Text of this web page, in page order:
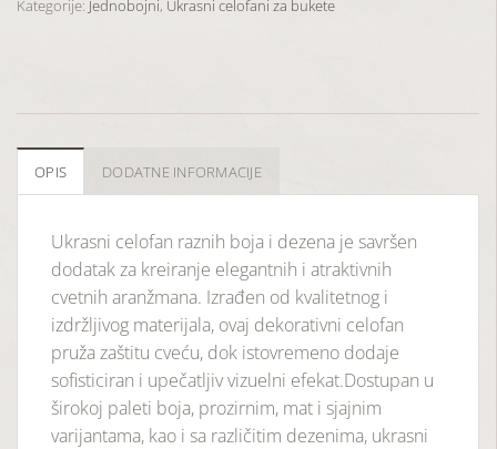
Kategorije: Jednobojni, Ukrasni celofani za bukete
OPIS DODATNE INFORMACIJE
Ukrasni celofan raznih boja i dezena je savršen
dodatak za kreiranje elegantnih i atraktivnih
cvetnih aranžmana. Izrađen od kvalitetnog i
izdržljivog materijala, ovaj dekorativni celofan
pruža zaštitu cveću, dok istovremeno dodaje
sofisticiran i upečatljiv vizuelni efekat.Dostupan u
širokoj paleti boja, prozirnim, mat i sjajnim
varijantama, kao i sa različitim dezenima, ukrasni